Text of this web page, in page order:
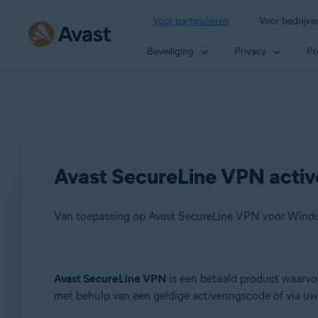
Voor particulieren Voor
Beveiliging Privacy
Avast SecureLine VPN
Producten:
Avast SecureLine VPN 5.x voor Windows
Avast SecureLine VPN is een betaald product
met behulp van een geldige activeringscode of via